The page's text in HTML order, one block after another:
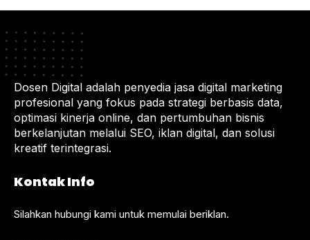
Dosen Digital adalah penyedia jasa digital marketing
profesional yang fokus pada strategi berbasis data,
optimasi kinerja online, dan pertumbuhan bisnis
berkelanjutan melalui SEO, iklan digital, dan solusi
kreatif terintegrasi.
Kontak Info
Silahkan hubungi kami untuk memulai beriklan.